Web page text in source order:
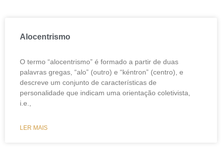
Alocentrismo
O termo “alocentrismo” é formado a partir de duas
palavras gregas, “alo” (outro) e “kéntron” (centro), e
descreve um conjunto de características de
personalidade que indicam uma orientação coletivista,
i.e.,
LER MAIS